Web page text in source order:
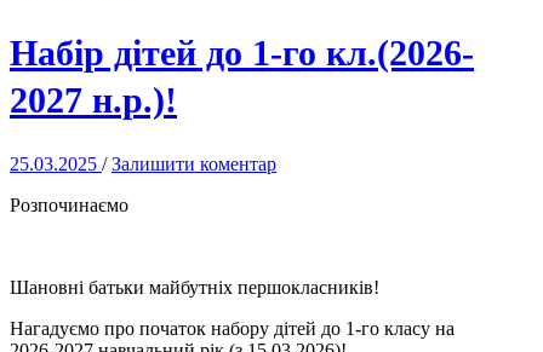
Набір дітей до 1-го кл.(2026-
2027 н.р.)!
25.03.2025 /Залишити коментар
Розпочинаємо
Шановні батьки майбутніх першокласників!
Нагадуємо про початок набору дітей до 1-го класу на